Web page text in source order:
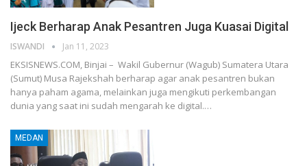
Ijeck Berharap Anak Pesantren Juga Kuasai Digital
ISWANDI Jan 11, 2023
EKSISNEWS.COM, Binjai – Wakil Gubernur (Wagub) Sumatera Utara
(Sumut) Musa Rajekshah berharap agar anak pesantren bukan
hanya paham agama, melainkan juga mengikuti perkembangan
dunia yang saat ini sudah mengarah ke digital.…
MEDAN